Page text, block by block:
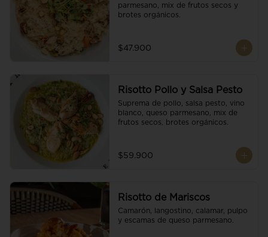
parmesano, mix de frutos secos y
brotes orgánicos.
$47.900
Risotto Pollo y Salsa Pesto
Suprema de pollo, salsa pesto, vino
blanco, queso parmesano, mix de
frutos secos, brotes orgánicos.
$59.900
Risotto de Mariscos
Camarón, langostino, calamar, pulpo
y escamas de queso parmesano.